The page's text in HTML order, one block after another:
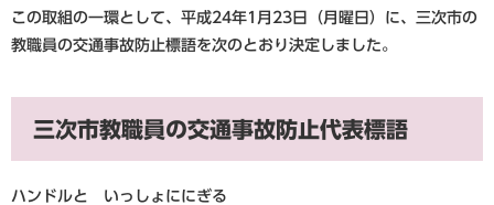
この取組の一環として、平成24年1月23日（月曜日）に、三次市の
教職員の交通事故防止標語を次のとおり決定しました。
三次市教職員の交通事故防止代表標語
ハンドルと いっしょににぎる